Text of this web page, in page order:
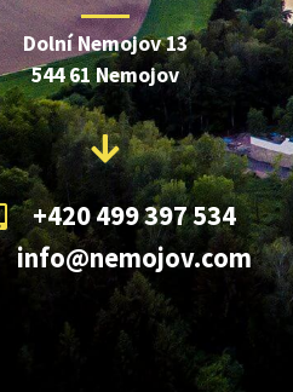
Dolní Nemojov 13
544 61 Nemojov
+420 499 397 534
info@nemojov.com